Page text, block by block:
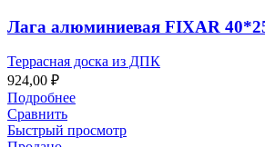
Лага алюминиевая FIXAR
Террасная доска из ДПК
924,00 ₽
Подробнее
Сравнить
Быстрый просмотр